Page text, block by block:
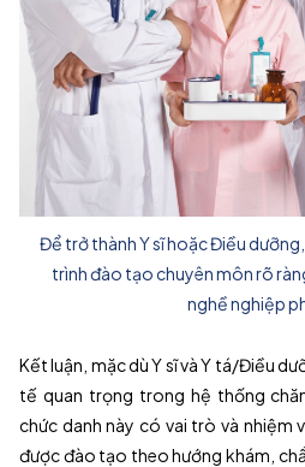
Để trở thành Y sĩ hoặc Điều
trình đào tạo chuyên môn rõ
nghề nghiệp
Kết luận, mặc dù Y sĩ và Y tá/Điều
tế quan trọng trong hệ thống
chức danh này có vai trò và nhiệm
được đào tạo theo hướng khám,